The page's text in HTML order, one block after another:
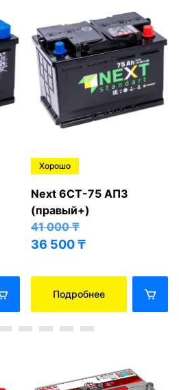
Хорошо
Next 6СТ-75 АПЗ
(правый+)
41 000₸
36 500₸
Подробнее